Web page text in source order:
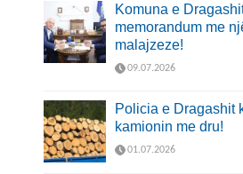
Komuna e
memorandum me
malajzeze!
09.07.2026
Policia e Dragashit
kamionin me dru!
01.07.2026